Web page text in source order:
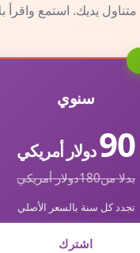
يديك. استمع واقرأ
سنوي
90دولار أمريكي
بدلا من180دولار أمريكي
تجدد كل سنة بالسعر الأصلي
اشترك